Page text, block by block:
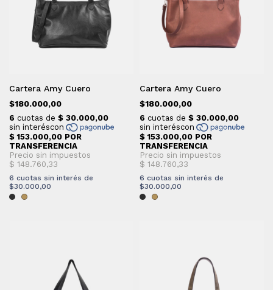
Cartera Amy Cuero
$180.000,00
6 cuotas sin interés de
$30.000,00
Cartera Amy Cuero
$180.000,00
6 cuotas sin interés de
$30.000,00